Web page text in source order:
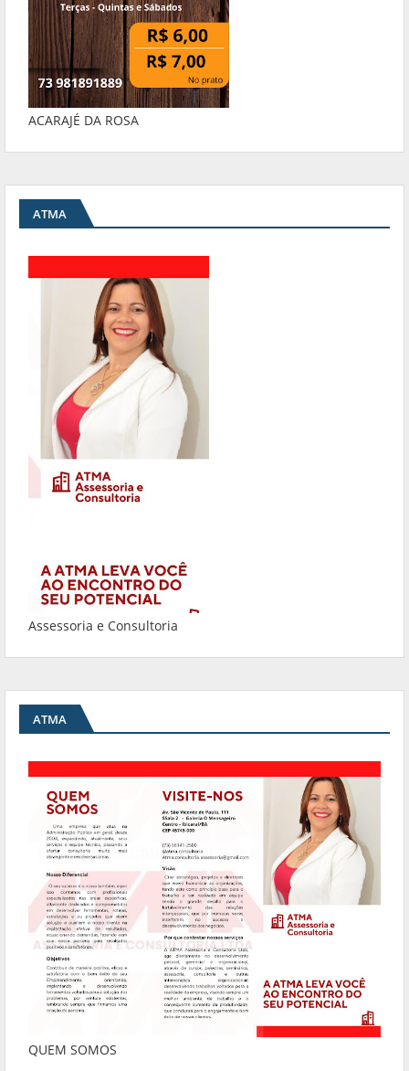
ACARAJÉ DA ROSA
ATMA
Assessoria e Consultoria
ATMA
QUEM SOMOS